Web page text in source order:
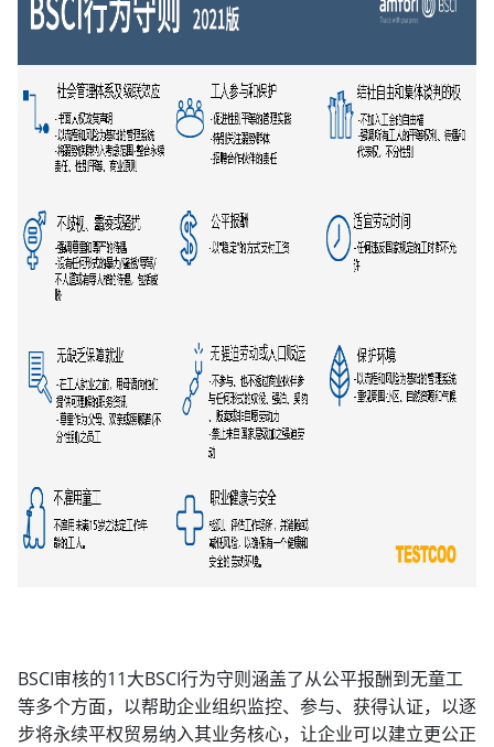
BSCI审核的11大BSCI行为守则涵盖了从公平报酬到无童工
等多个方面，以帮助企业组织监控、参与、获得认证，以逐
步将永续平权贸易纳入其业务核心，让企业可以建立更公正